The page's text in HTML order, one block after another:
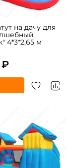
на дачу для
4*3*2,65 м
₽